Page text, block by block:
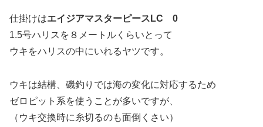
仕掛けはエイジアマスターピースLC 0
1.5号ハリスを８メートルくらいとって
ウキをハリスの中にいれるヤツです。
ウキは結構、磯釣りでは海の変化に対応するため
ゼロピット系を使うことが多いですが、
（ウキ交換時に糸切るのも面倒くさい）